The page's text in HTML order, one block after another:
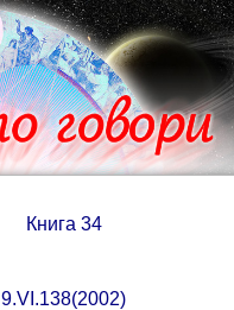
Книга 34
9.V .138(2002)